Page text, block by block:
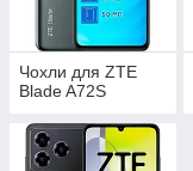
Чохли для ZTE
Blade A72S